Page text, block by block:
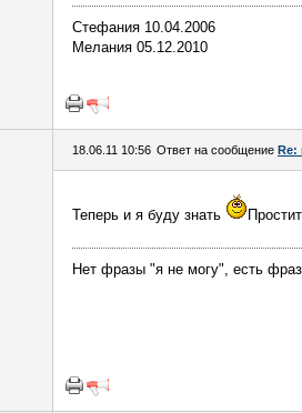
Стефания 10.04.2006
Мелания 05.12.2010
18.06.11 10:56 Ответ на сообщение Re:
Теперь и я буду знать
Нет фразы "я не могу", есть